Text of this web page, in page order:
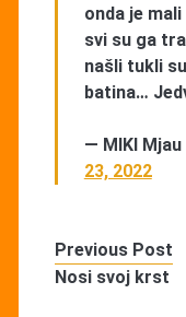
onda je
svi su ga
našli tukli
batina…
— MIKI
23, 2022
Previous Post
Nosi svoj krst